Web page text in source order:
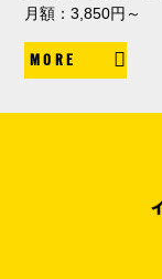
月額：3,850円～
MORE